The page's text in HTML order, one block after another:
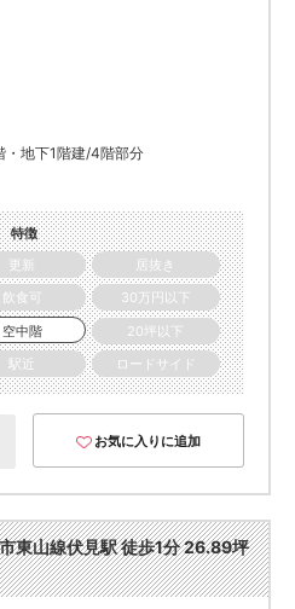
地下1階建/4階部分
特徴
更新
居抜き
飲食可
30万円以下
空中階
20坪以下
駅近 ロードサイド
お気に入りに追加
東山線伏見駅 徒歩1分 26.89坪